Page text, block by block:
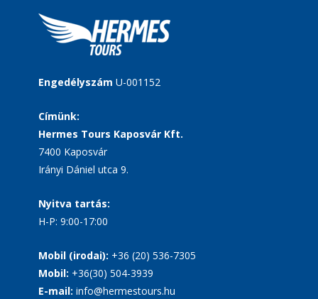
Engedélyszám U-001152
Címünk:
Hermes Tours Kaposvár Kft.
7400 Kaposvár
Irányi Dániel utca 9.
Nyitva tartás:
H-P: 9:00-17:00
Mobil (irodai): +36 (20) 536-7305
Mobil: +36(30) 504-3939
E-mail: info@hermestours.hu